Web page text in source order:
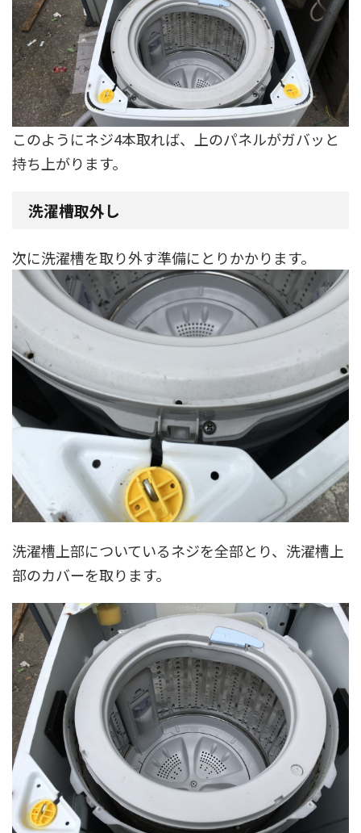
このようにネジ4本取れば、上のパネルがガバッと
持ち上がります。
洗濯槽取外し
次に洗濯槽を取り外す準備にとりかかります。
洗濯槽上部についているネジを全部とり、洗濯槽上
部のカバーを取ります。